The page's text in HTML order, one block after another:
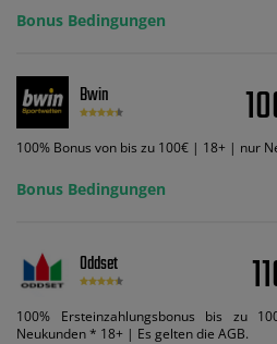
ein und wir geben Ihnen die
Wett-Credits, wenn Sie qualifizierende
Wett-Credits aus. Es gelten die AGB,
Code VIPANGEBOT kann während der
ändert dies den Angebotsbetrag in keinster
Bonus Bedingungen
Bwin
100% Bonus von bis zu 100€ | 18+ | nur
Bonus Bedingungen
Oddset
100% Ersteinzahlungsbonus bis zu
Neukunden * 18+ | Es gelten die AGB.